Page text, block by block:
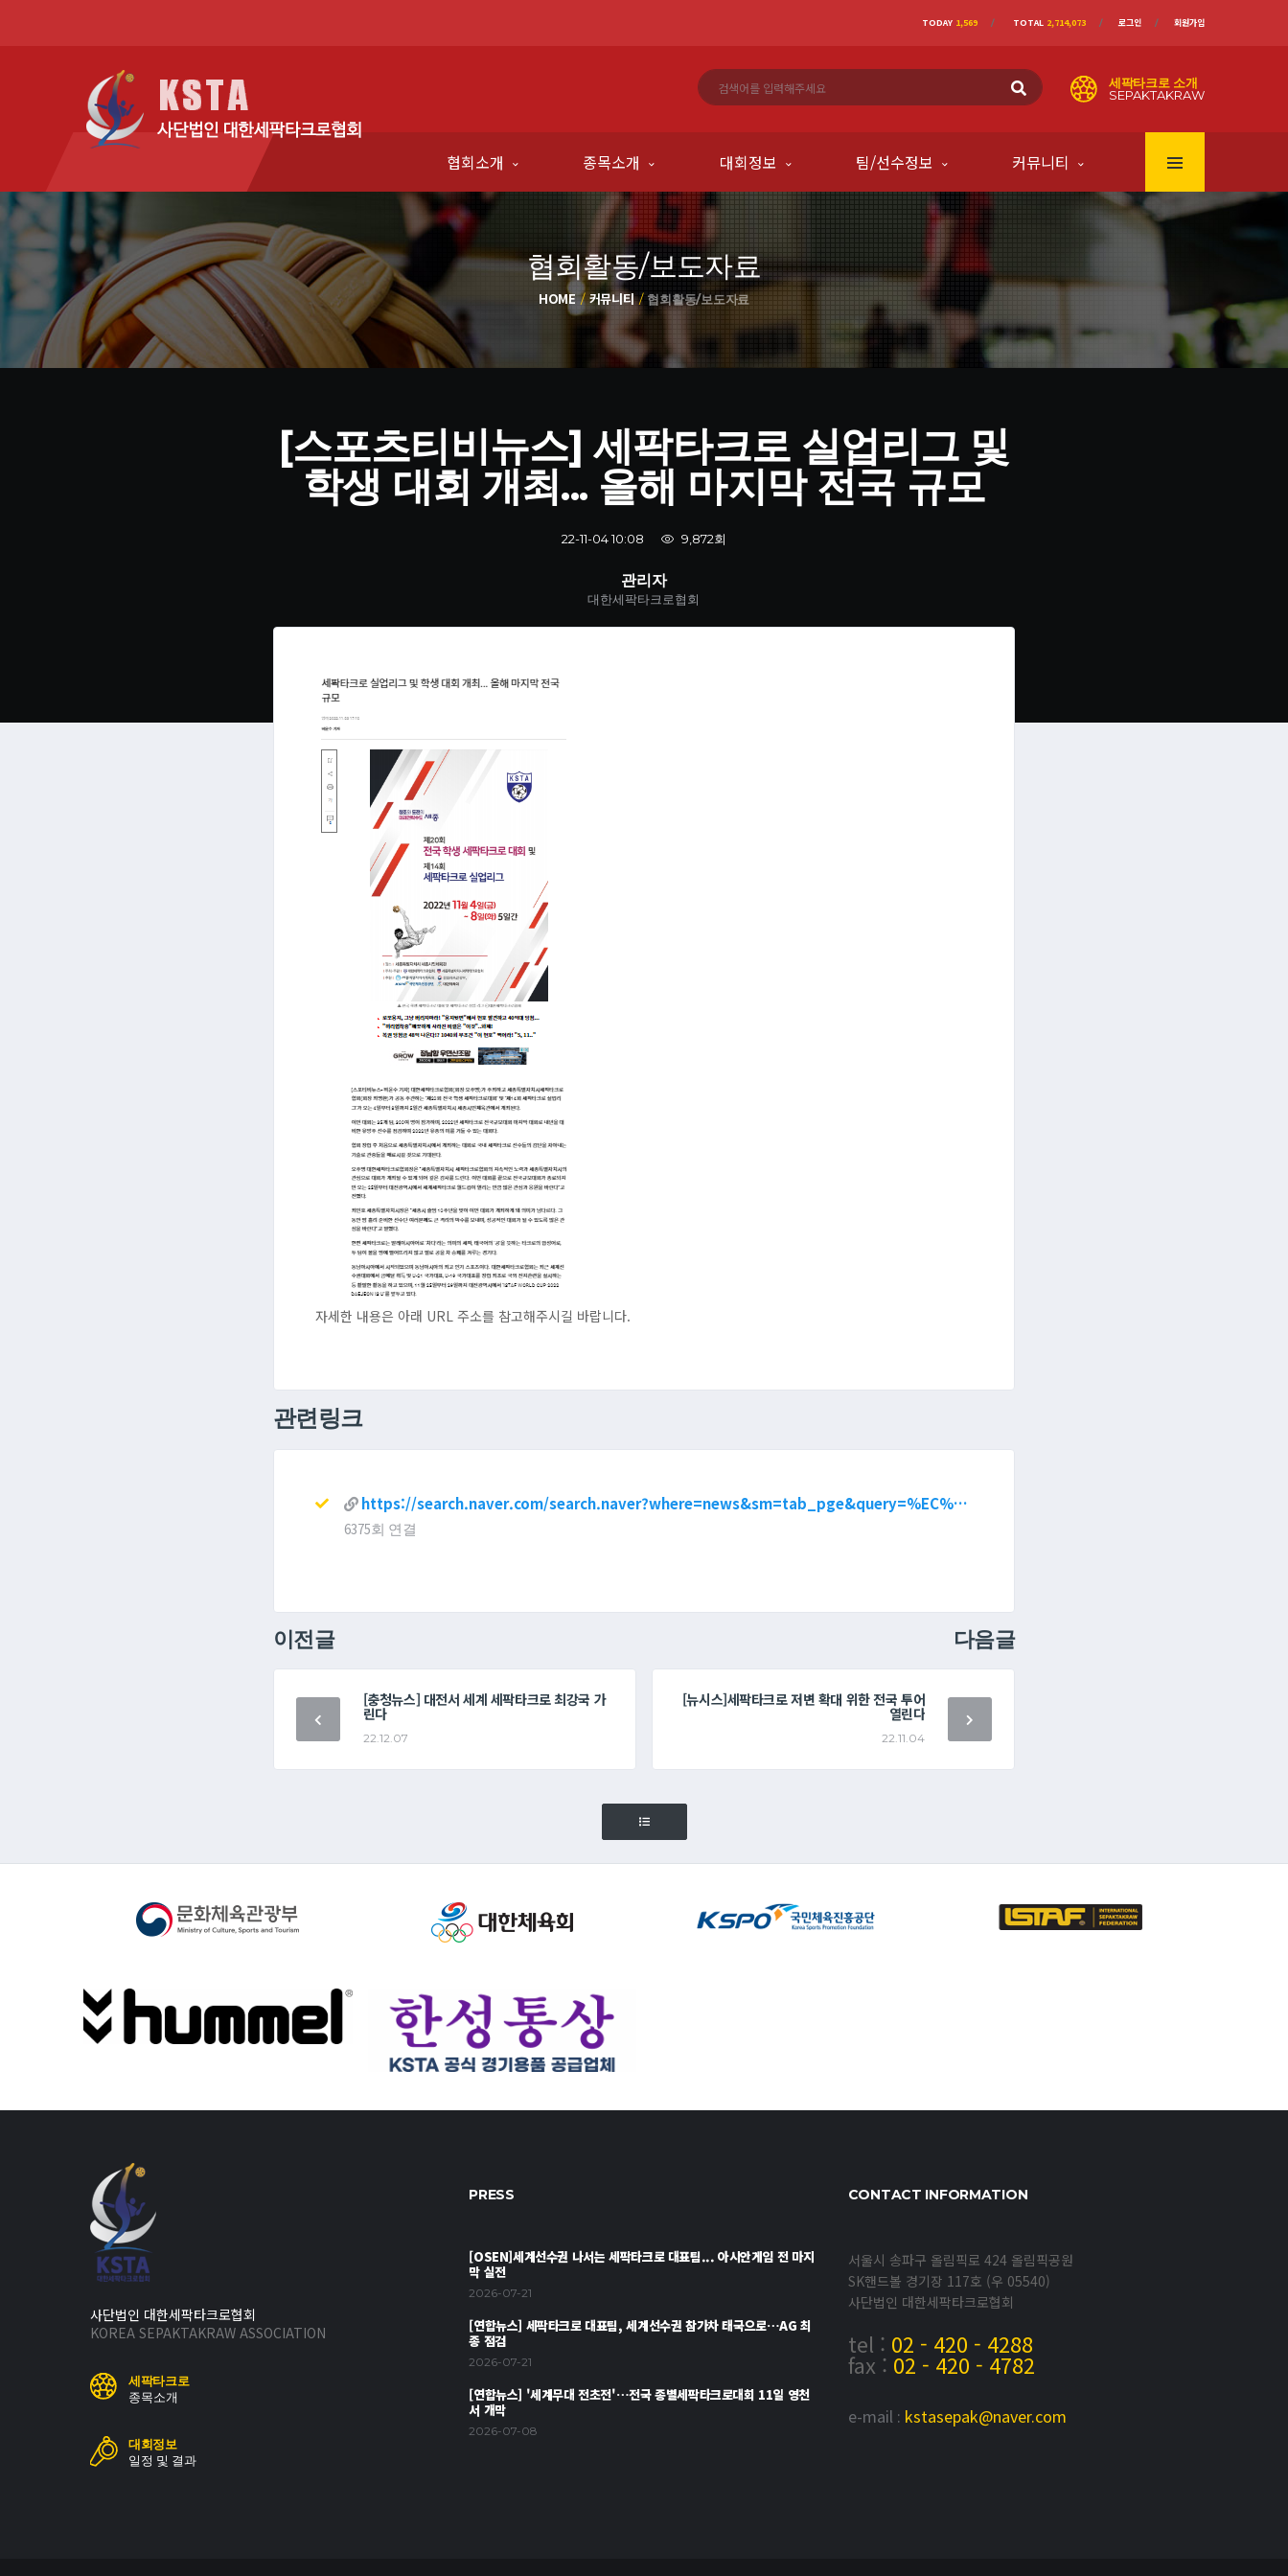
TODAY 1,569 TOTAL 2,714,073 로그인 회원가입
세팍타크로 소개
SEPAKTAKRAW
협회소개 종목소개 대회정보 팀/선수정보 커뮤니티
협회활동/보도자료
HOME 커뮤니티 협회활동/보도자료
[스포츠티비뉴스] 세팍타크로 실업리그 및
학생 대회 개최... 올해 마지막 전국 규모
22-11-04 10:08 9,872회
관리자
대한세팍타크로협회
자세한 내용은 아래 URL 주소를 참고해주시길 바랍니다.
관련링크
https://search.naver.com/search.naver?where=news&sm=tab_pge&query=%EC%…
6375회 연결
이전글
[충청뉴스] 대전서 세계 세팍타크로 최강국 가
린다
22.12.07
다음글
[뉴시스]세팍타크로 저변 확대 위한 전국 투어
열린다
22.11.04
사단법인 대한세팍타크로협회
KOREA SEPAKTAKRAW ASSOCIATION
세팍타크로
종목소개
대회정보
일정 및 결과
PRESS
[OSEN]세계선수권 나서는 세팍타크로 대표팀... 아시안게임 전 마지
막 실전
2026-07-21
[연합뉴스] 세팍타크로 대표팀, 세계선수권 참가차 태국으로…AG 최
종 점검
2026-07-21
[연합뉴스] '세계무대 전초전'…전국 종별세팍타크로대회 11일 영천
서 개막
2026-07-08
CONTACT INFORMATION
서울시 송파구 올림픽로 424 올림픽공원
SK핸드볼 경기장 117호 (우 05540)
사단법인 대한세팍타크로협회
tel : 02 - 420 - 4288
fax : 02 - 420 - 4782
e-mail : kstasepak@naver.com